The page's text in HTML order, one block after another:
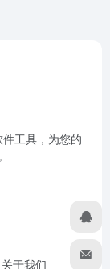
工具，为您的
关于我们